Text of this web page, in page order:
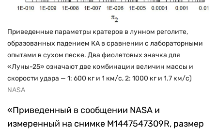
Приведенные параметры кратеров в лунном реголите,
образованных падением КА в сравнении с лабораторными
опытами в сухом песке. Два фиолетовых значка для
«Луны-25» означают две комбинации величин массы и
скорости удара — 1: 600 кг и 1 км/с, 2: 1000 кг и 1.7 км/с)
NASA
«Приведенный в сообщении NASA и
измеренный на снимке M1447547309R, размер